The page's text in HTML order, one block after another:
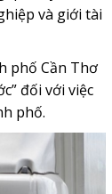
và giới tài
phố Cần Thơ
đối với việc
phố.